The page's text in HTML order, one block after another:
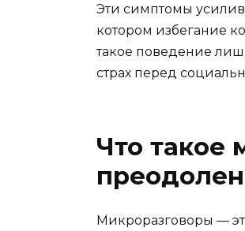
Эти симптомы
котором избегание
такое поведение
страх перед
Что такое
Микроразговоры —